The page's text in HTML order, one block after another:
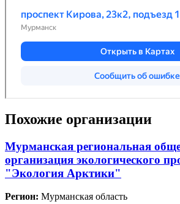
Похожие организации
Мурманская региональная
организация экологического
"Экология Арктики"
Регион: Мурманская область